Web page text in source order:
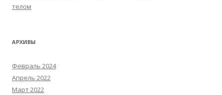
телом
АРХИВЫ
Февраль 2024
Апрель 2022
Март 2022